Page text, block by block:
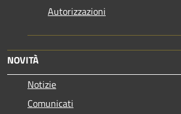
Autorizzazioni
NOVITÀ
Notizie
Comunicati